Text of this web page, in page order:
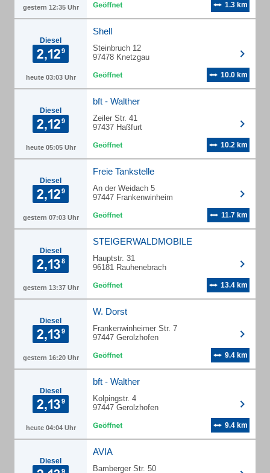
gestern 12:35 Uhr 1.3 km
Diesel
heute 03:03 Uhr
Shell
Steinbruch 12
97478 Knetzgau
10.0 km
Diesel
heute 05:05 Uhr
bft - Walther
Zeiler Str. 41
97437 Haßfurt
10.2 km
Diesel
gestern 07:03 Uhr
Freie Tankstelle
An der Weidach 5
97447 Frankenwinheim
11.7 km
Diesel
gestern 13:37 Uhr
STEIGERWALDMOBILE
Hauptstr. 31
96181 Rauhenebrach
13.4 km
Diesel
gestern 16:20 Uhr
W. Dorst
Frankenwinheimer Str. 7
97447 Gerolzhofen
9.4 km
Diesel
heute 04:04 Uhr
bft - Walther
Kolpingstr. 4
97447 Gerolzhofen
9.4 km
Diesel
AVIA
Bamberger Str. 50